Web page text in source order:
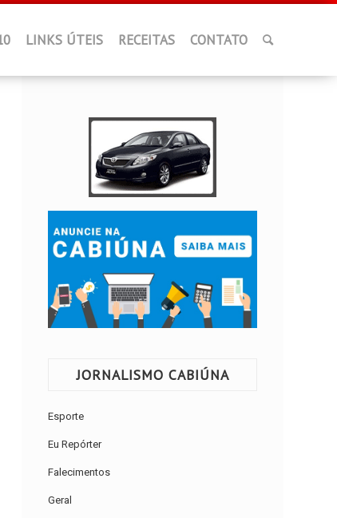
LINKS ÚTEIS RECEITAS CONTATO
JORNALISMO CABIÚNA
Esporte
Eu Repórter
Falecimentos
Geral